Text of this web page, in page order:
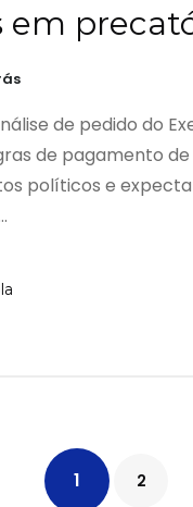
em
de pedido do
de pagamento
políticos e
1 2